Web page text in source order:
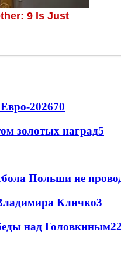
202670
золотых наград5
Польши не
Кличко3
над Головкиным22